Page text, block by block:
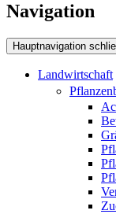
Navigation
Hauptnavigation
Landwirtschaft